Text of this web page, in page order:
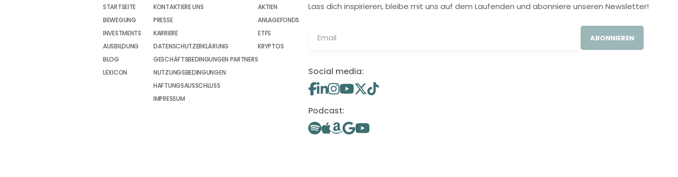
STARTSEITE
BEWEGUNG
INVESTMENTS
AUSBILDUNG
BLOG
LEXICON
KONTAKTIERE UNS
PRESSE
KARRIERE
DATENSCHUTZERKLÄRUNG
GESCHÄFTSBEDINGUNGEN PARTNERS
NUTZUNGSBEDINGUNGEN
HAFTUNGSAUSSCHLUSS
IMPRESSUM
AKTIEN
ANLAGEFONDS
ETFS
KRYPTOS
Lass dich inspirieren, bleibe mit uns auf dem Laufenden und abonniere unseren Newsletter!
ABONNIEREN
Social media:
Podcast: